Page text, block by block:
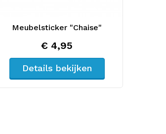
Meubelsticker "Chaise"
€ 4,95
Details bekijken